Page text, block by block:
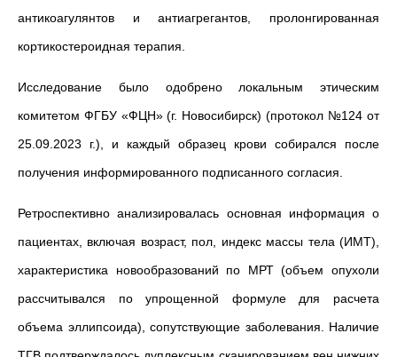
антикоагулянтов и антиагрегантов, пролонгированная
кортикостероидная терапия.
Исследование было одобрено локальным этическим
комитетом ФГБУ «ФЦН» (г. Новосибирск) (протокол №124 от
25.09.2023 г.), и каждый образец крови собирался после
получения информированного подписанного согласия.
Ретроспективно анализировалась основная информация о
пациентах, включая возраст, пол, индекс массы тела (ИМТ),
характеристика новообразований по МРТ (объем опухоли
рассчитывался по упрощенной формуле для расчета
объема эллипсоида), сопутствующие заболевания. Наличие